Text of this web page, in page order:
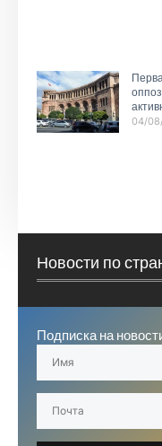
04/
Новости по
Подписка на